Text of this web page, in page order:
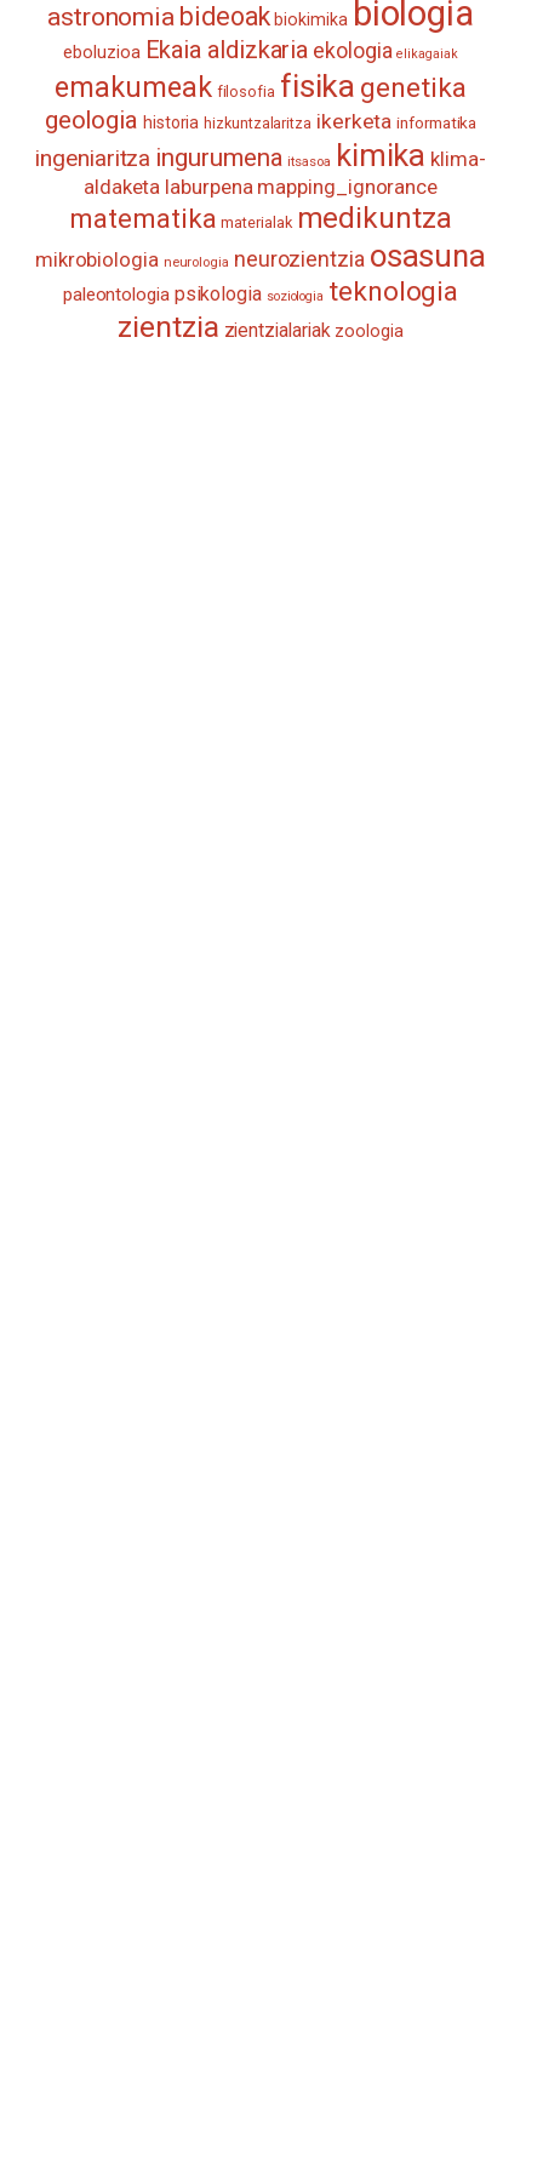
astronomia bideoak biokimika biologia
eboluzioa Ekaia aldizkaria ekologia elikagaiak
emakumeak filosofia fisika genetika
geologia historia hizkuntzalaritza ikerketa informatika
ingeniaritza ingurumena itsasoa kimika klima-
aldaketa laburpena mapping_ignorance
matematika materialak medikuntza
mikrobiologia neurologia neurozientzia osasuna
paleontologia psikologia soziologia teknologia
zientzia zientzialariak zoologia